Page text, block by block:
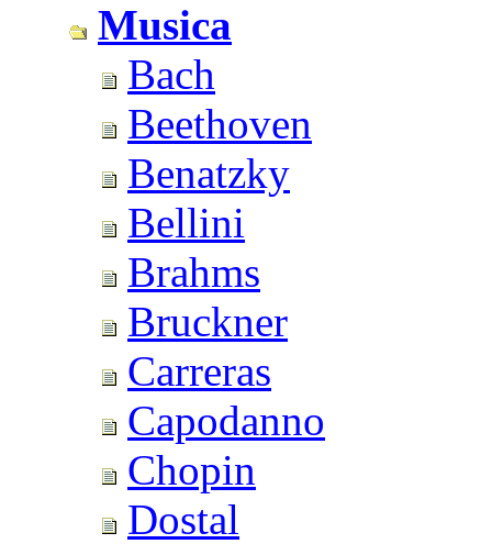
Musica
Bach
Beethoven
Benatzky
Bellini
Brahms
Bruckner
Carreras
Capodanno
Chopin
Dostal